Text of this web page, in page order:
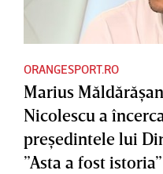
ORANGESPORT.RO
Marius
Nicolescu a
preşedintele lui
”Asta a fost istoria”